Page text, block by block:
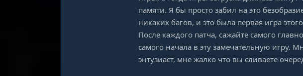
памяти. Я бы просто забил на это
никаких багов, и это была первая игра
После каждого патча, сажайте самого
самого начала в эту замечательную игру.
энтузиаст, мне жалко что вы сливаете